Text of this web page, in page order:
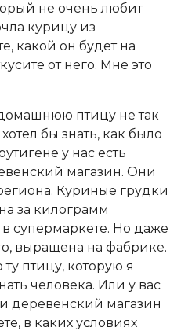
не очень любит
курицу из
какой он будет на
от него. Мне это
птицу не так
бы знать, как было
у нас есть
магазин. Они
Куриные грудки
за килограмм
супермаркете. Но даже
выращена на фабрике.
птицу, которую я
человека. Или у вас
деревенский магазин
в каких условиях